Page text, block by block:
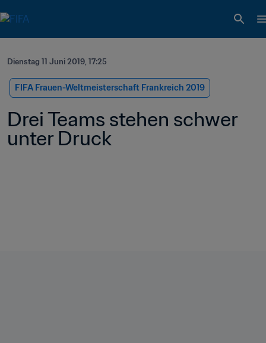
Dienstag 11 Juni 2019, 17:25
FIFA Frauen-Weltmeisterschaft Frankreich 2019
Drei Teams stehen schwer
unter Druck